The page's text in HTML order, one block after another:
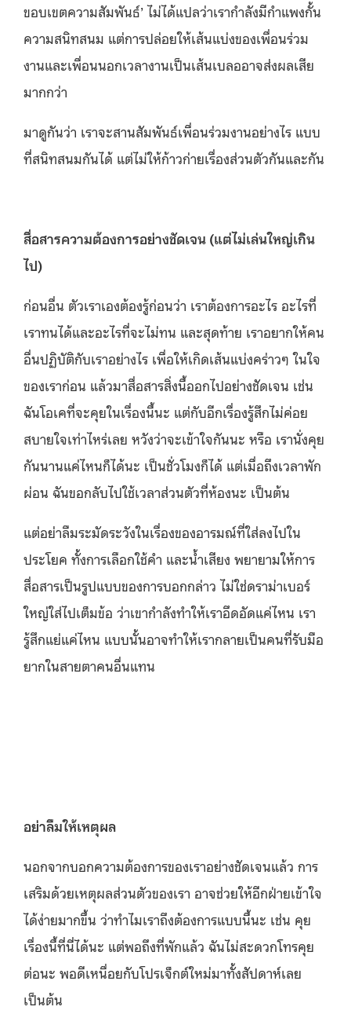
ขอบเขตความสัมพันธ์’ ไม่ได้แปลว่าเรากำลังมีกำแพงกั้น
ความสนิทสนม แต่การปล่อยให้เส้นแบ่งของเพื่อนร่วม
งานและเพื่อนนอกเวลางานเป็นเส้นเบลออาจส่งผลเสีย
มากกว่า
มาดูกันว่า เราจะสานสัมพันธ์เพื่อนร่วมงานอย่างไร แบบ
ที่สนิทสนมกันได้ แต่ไม่ให้ก้าวก่ายเรื่องส่วนตัวกันและกัน
สื่อสารความต้องการอย่างชัดเจน (แต่ไม่เล่นใหญ่เกิน
ไป)
ก่อนอื่น ตัวเราเองต้องรู้ก่อนว่า เราต้องการอะไร อะไรที่
เราทนได้และอะไรที่จะไม่ทน และสุดท้าย เราอยากให้คน
อื่นปฏิบัติกับเราอย่างไร เพื่อให้เกิดเส้นแบ่งคร่าวๆ ในใจ
ของเราก่อน แล้วมาสื่อสารสิ่งนี้ออกไปอย่างชัดเจน เช่น
ฉันโอเคที่จะคุยในเรื่องนี้นะ แต่กับอีกเรื่องรู้สึกไม่ค่อย
สบายใจเท่าไหร่เลย หวังว่าจะเข้าใจกันนะ หรือ เรานั่งคุย
กันนานแค่ไหนก็ได้นะ เป็นชั่วโมงก็ได้ แต่เมื่อถึงเวลาพัก
ผ่อน ฉันขอกลับไปใช้เวลาส่วนตัวที่ห้องนะ เป็นต้น
แต่อย่าลืมระมัดระวังในเรื่องของอารมณ์ที่ใส่ลงไปใน
ประโยค ทั้งการเลือกใช้คำ และน้ำเสียง พยายามให้การ
สื่อสารเป็นรูปแบบของการบอกกล่าว ไม่ใช่ดราม่าเบอร์
ใหญ่ใส่ไปเต็มข้อ ว่าเขากำลังทำให้เราอึดอัดแค่ไหน เรา
รู้สึกแย่แค่ไหน แบบนั้นอาจทำให้เรากลายเป็นคนที่รับมือ
ยากในสายตาคนอื่นแทน
อย่าลืมให้เหตุผล
นอกจากบอกความต้องการของเราอย่างชัดเจนแล้ว การ
เสริมด้วยเหตุผลส่วนตัวของเรา อาจช่วยให้อีกฝ่ายเข้าใจ
ได้ง่ายมากขึ้น ว่าทำไมเราถึงต้องการแบบนี้นะ เช่น คุย
เรื่องนี้ที่นี่ได้นะ แต่พอถึงที่พักแล้ว ฉันไม่สะดวกโทรคุย
ต่อนะ พอดีเหนื่อยกับโปรเจ็กต์ใหม่มาทั้งสัปดาห์เลย
เป็นต้น